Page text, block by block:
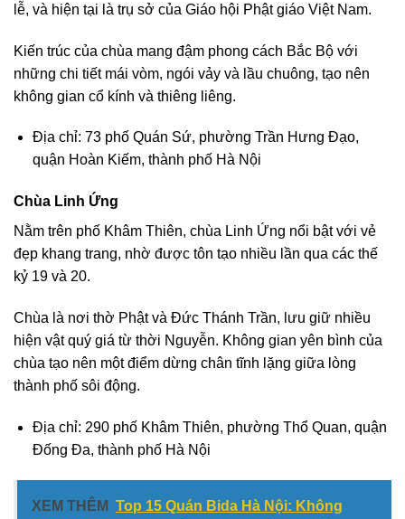
lễ, và hiện tại là trụ sở của Giáo hội Phật giáo Việt Nam.
Kiến trúc của chùa mang đậm phong cách Bắc Bộ với
những chi tiết mái vòm, ngói vảy và lầu chuông, tạo nên
không gian cổ kính và thiêng liêng.
Địa chỉ: 73 phố Quán Sứ, phường Trần Hưng Đạo,
quận Hoàn Kiếm, thành phố Hà Nội
Chùa Linh Ứng
Nằm trên phố Khâm Thiên, chùa Linh Ứng nổi bật với vẻ
đẹp khang trang, nhờ được tôn tạo nhiều lần qua các thế
kỷ 19 và 20.
Chùa là nơi thờ Phật và Đức Thánh Trần, lưu giữ nhiều
hiện vật quý giá từ thời Nguyễn. Không gian yên bình của
chùa tạo nên một điểm dừng chân tĩnh lặng giữa lòng
thành phố sôi động.
Địa chỉ: 290 phố Khâm Thiên, phường Thổ Quan, quận
Đống Đa, thành phố Hà Nội
XEM THÊM Top 15 Quán Bida Hà Nội: Không